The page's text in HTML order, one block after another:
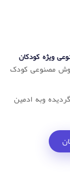
ویژه کودکان
مصنوعی کودک
وبه ادمین